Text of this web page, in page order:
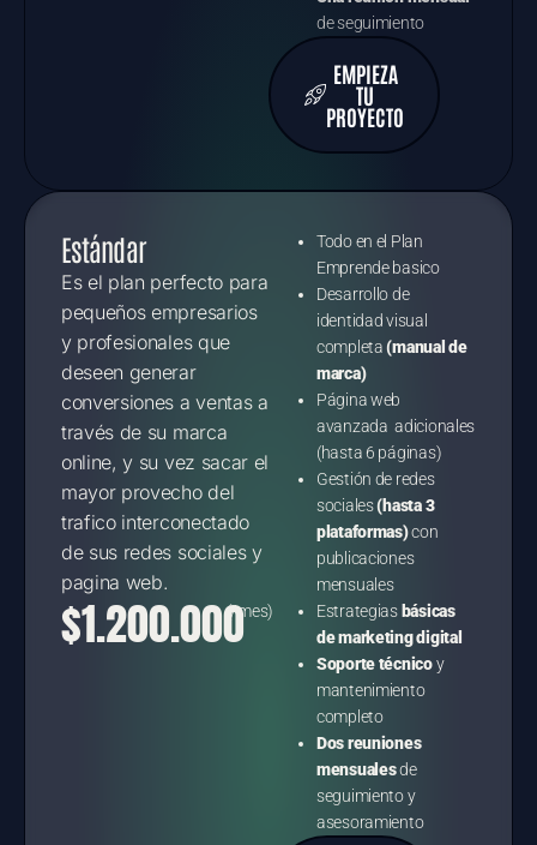
de seguimiento
EMPIEZA
TU
PROYECTO
Estándar
Es el plan perfecto para
pequeños empresarios
y profesionales que
deseen generar
conversiones a ventas a
través de su marca
online, y su vez sacar el
mayor provecho del
trafico interconectado
de sus redes sociales y
pagina web.
$1.200.000(/mes)
Todo en el Plan
Emprende basico
Desarrollo de
identidad visual
completa(manual de
marca)
Página web
avanzada adicionales
(hasta 6 páginas)
Gestión de redes
sociales(hasta 3
plataformas)con
publicaciones
mensuales
Estrategias básicas
de marketing digital
Soporte técnicoy
mantenimiento
completo
Dos reuniones
mensualesde
seguimiento y
asesoramiento